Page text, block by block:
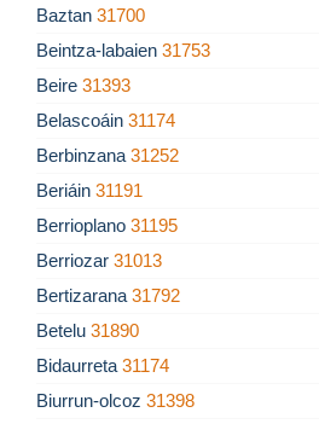
Baztan 31700
Beintza-labaien 31753
Beire 31393
Belascoáin 31174
Berbinzana 31252
Beriáin 31191
Berrioplano 31195
Berriozar 31013
Bertizarana 31792
Betelu 31890
Bidaurreta 31174
Biurrun-olcoz 31398